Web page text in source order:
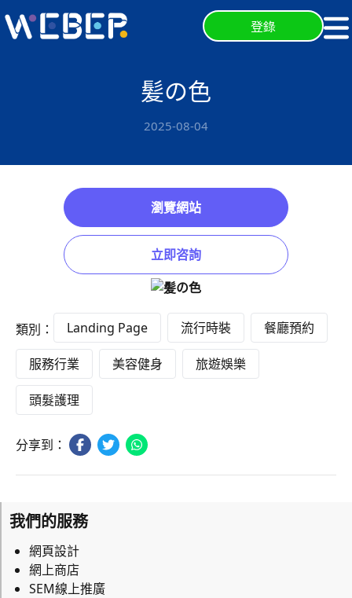
登錄
髪の色
2025-08-04
瀏覽網站
立即咨詢
類別： Landing Page 流行時裝 餐廳預約
服務行業 美容健身 旅遊娛樂
頭髮護理
分享到：
我們的服務
網頁設計
網上商店
SEM線上推廣